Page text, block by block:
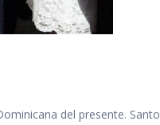
del presente. Santo